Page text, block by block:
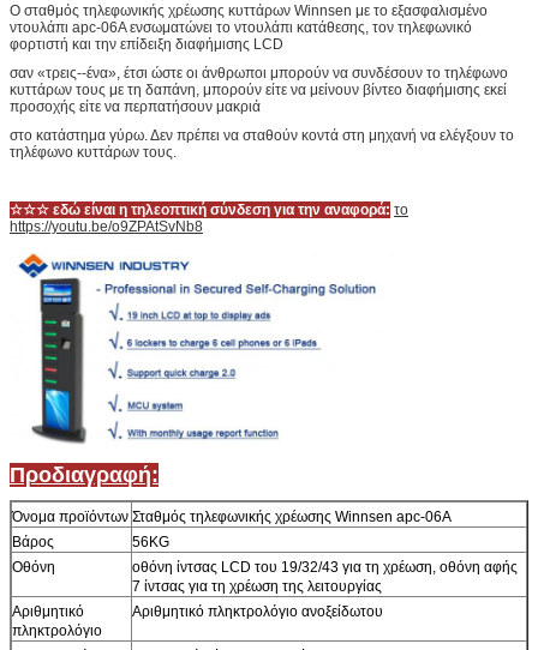
Ο σταθμός τηλεφωνικής χρέωσης κυττάρων Winnsen με το εξασφαλισμένο
ντουλάπι apc-06A ενσωματώνει το ντουλάπι κατάθεσης, τον τηλεφωνικό
φορτιστή και την επίδειξη διαφήμισης LCD
σαν «τρεις--ένα», έτσι ώστε οι άνθρωποι μπορούν να συνδέσουν το τηλέφωνο
κυττάρων τους με τη δαπάνη, μπορούν είτε να μείνουν βίντεο διαφήμισης εκεί
προσοχής είτε να περπατήσουν μακριά
στο κατάστημα γύρω. Δεν πρέπει να σταθούν κοντά στη μηχανή να ελέγξουν το
τηλέφωνο κυττάρων τους.
☆☆☆ εδώ είναι η τηλεοπτική σύνδεση για την αναφορά: το
https://youtu.be/o9ZPAtSvNb8
Προδιαγραφή:
Όνομα προϊόντων Σταθμός τηλεφωνικής χρέωσης Winnsen apc-06A
Βάρος
56KG
Οθόνη
οθόνη ίντσας LCD του 19/32/43 για τη χρέωση, οθόνη αφής
7 ίντσας για τη χρέωση της λειτουργίας
Αριθμητικό
πληκτρολόγιο
Αριθμητικό πληκτρολόγιο ανοξείδωτου